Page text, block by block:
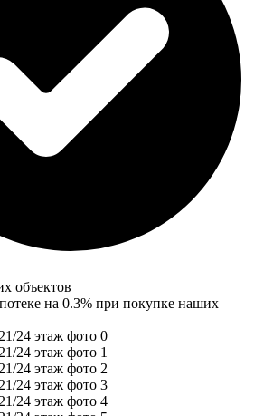
объектов
на 0.3% при покупке наших